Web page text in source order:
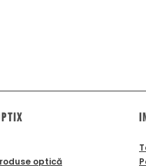
optică